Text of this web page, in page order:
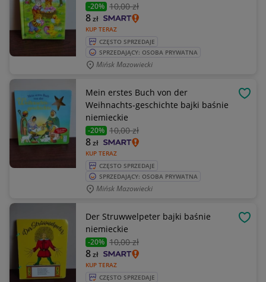
-20% 10,00 zł
KUP TERAZ
8zł
CZĘSTO SPRZEDAJE
SPRZEDAJĄCY: OSOBA PRYWATNA
Mińsk Mazowiecki
Mein erstes Buch von der
Weihnachts-geschichte bajki baśnie
niemieckie
-20% 10,00 zł
KUP TERAZ
8zł
CZĘSTO SPRZEDAJE
SPRZEDAJĄCY: OSOBA PRYWATNA
Mińsk Mazowiecki
Der Struwwelpeter bajki baśnie
niemieckie
-20% 10,00 zł
KUP TERAZ
8zł
CZĘSTO SPRZEDAJE